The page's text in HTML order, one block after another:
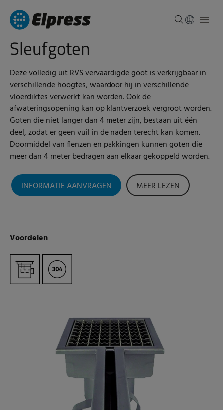
Sleufgoten
Deze volledig uit RVS vervaardigde goot is verkrijgbaar in
verschillende hoogtes, waardoor hij in verschillende
vloerdiktes verwerkt kan worden. Ook de
afwateringsopening kan op klantverzoek vergroot worden.
Goten die niet langer dan 4 meter zijn, bestaan uit één
deel, zodat er geen vuil in de naden terecht kan komen.
Doormiddel van flenzen en pakkingen kunnen goten die
meer dan 4 meter bedragen aan elkaar gekoppeld worden.
INFORMATIE AANVRAGEN MEER LEZEN
Voordelen